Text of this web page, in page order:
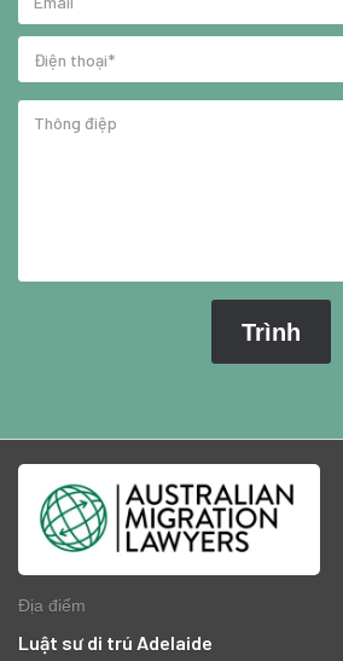
Địa điểm
Luật sư di trú Adelaide